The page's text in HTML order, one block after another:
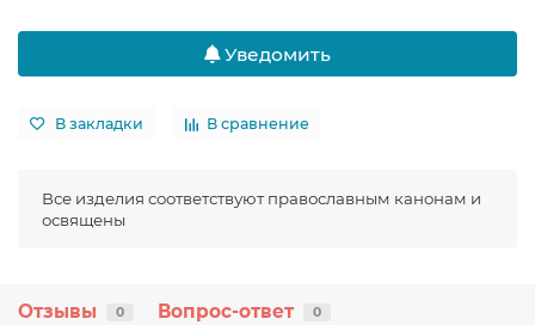
Уведомить
В закладки В сравнение
Все изделия соответствуют православным канонам и
освящены
Отзывы 0 Вопрос-ответ 0